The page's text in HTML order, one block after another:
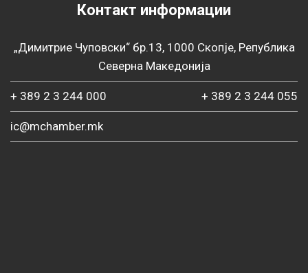
Контакт информации
„Димитрие Чуповски“ бр.13, 1000 Скопје, Република
Северна Македонија
+ 389 2 3 244 000 + 389 2 3 244 055
ic@mchamber.mk